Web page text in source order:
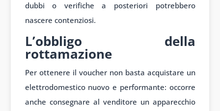
dubbi o verifiche a posteriori potrebbero
nascere contenziosi.
L’obbligo della
rottamazione
Per ottenere il voucher non basta acquistare un
elettrodomestico nuovo e performante: occorre
anche consegnare al venditore un apparecchio